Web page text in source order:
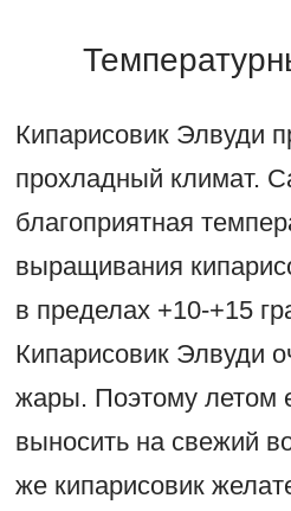
Кипарисовик Элвуди
прохладный климат.
благоприятная
выращивания
в пределах +10-+15
Кипарисовик Элвуди
жары. Поэтому летом
выносить на свежий
же кипарисовик